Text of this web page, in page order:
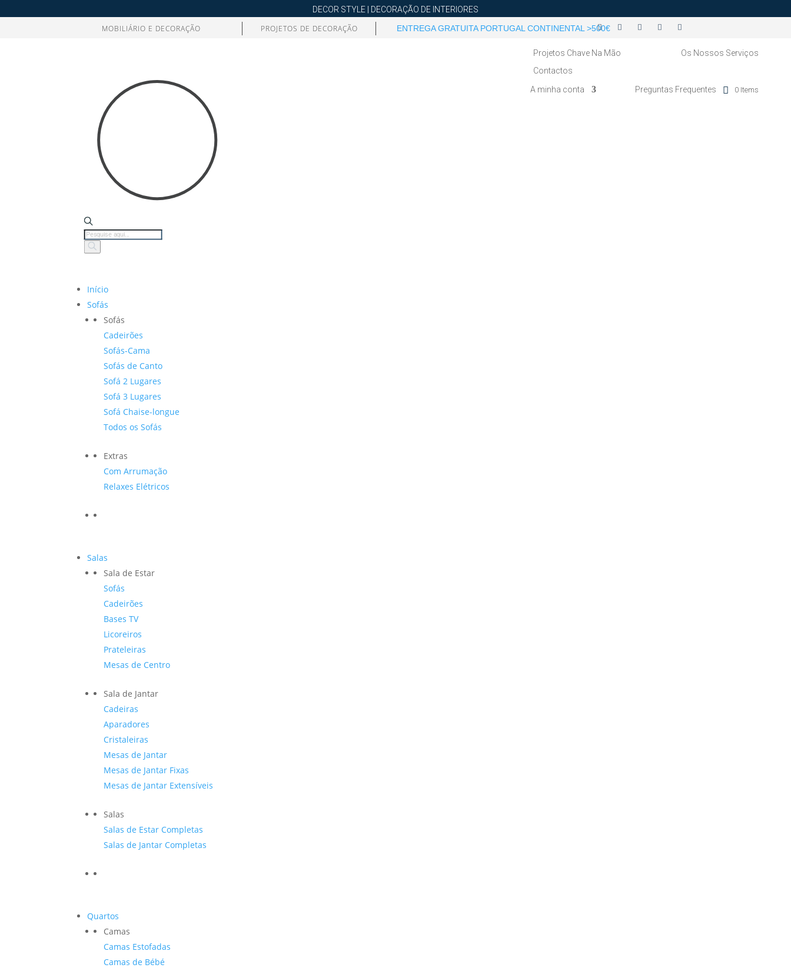
DECOR STYLE | DECORAÇÃO DE INTERIORES
MOBILIÁRIO E DECORAÇÃO PROJETOS DE DECORAÇÃO ENTREGA GRATUITA PORTUGAL CONTINENTAL >500€
Products
search
Projetos Chave Na Mão
Os Nossos Serviços
Contactos
A minha conta
Preguntas Frequentes 0 Items
Início
Sofás
Sofás
Cadeirões
Sofás-Cama
Sofás de Canto
Sofá 2 Lugares
Sofá 3 Lugares
Sofá Chaise-longue
Todos os Sofás
Extras
Com Arrumação
Relaxes Elétricos
Salas
Sala de Estar
Sofás
Cadeirões
Bases TV
Licoreiros
Prateleiras
Mesas de Centro
Sala de Jantar
Cadeiras
Aparadores
Cristaleiras
Mesas de Jantar
Mesas de Jantar Fixas
Mesas de Jantar Extensíveis
Salas
Salas de Estar Completas
Salas de Jantar Completas
Quartos
Camas
Camas Estofadas
Camas de Bébé